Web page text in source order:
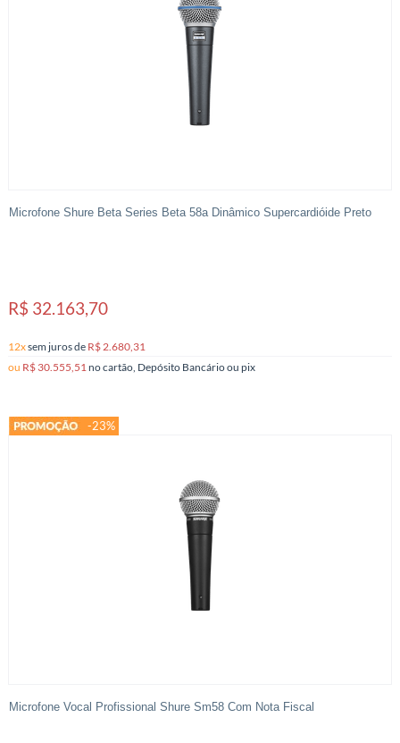
Microfone Shure Beta Series Beta 58a Dinâmico Supercardióide Preto
R$ 32.163,70
12xsem jurosde R$ 2.680,31
ou R$ 30.555,51 no cartão, Depósito Bancário ou pix
-23%
Microfone Vocal Profissional Shure Sm58 Com Nota Fiscal